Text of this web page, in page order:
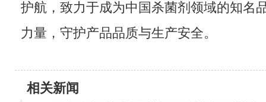
护航，致力于成为中国杀菌剂领域的知名
力量，守护产品品质与生产安全。
相关新闻